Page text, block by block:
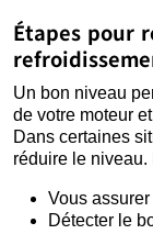
Étapes pour
Un bon niveau
de votre moteur
Dans certaines
réduire le niveau.
Vous
Détecter le